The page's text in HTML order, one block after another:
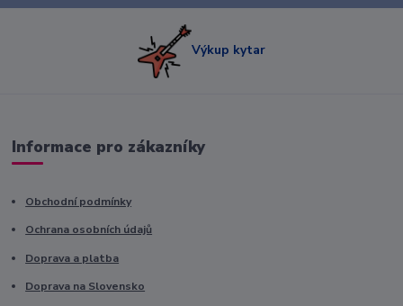
Výkup kytar
Informace pro zákazníky
Obchodní podmínky
Ochrana osobních údajů
Doprava a platba
Doprava na Slovensko